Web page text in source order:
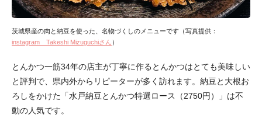
茨城県産の肉と納豆を使った、名物づくしのメニューです（写真提供：
instagram Takeshi Mizuguchiさん ）
とんかつ一筋34年の店主が丁寧に作るとんかつはとても美味しい
と評判で、県内外からリピーターが多く訪れます。納豆と大根お
ろしをかけた「水戸納豆とんかつ特選ロース（2750円）」は不
動の人気です。